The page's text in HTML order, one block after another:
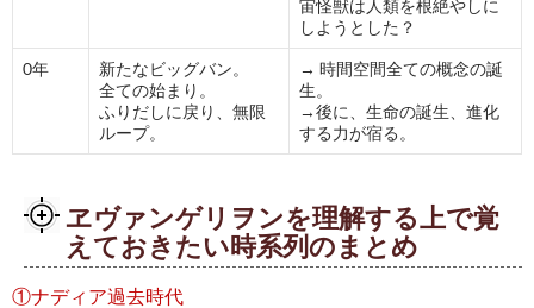
宙怪獣は人類を根絶やしに
しようとした？
0年
新たなビッグバン。
全ての始まり。
ふりだしに戻り、無限
ループ。
→ 時間空間全ての概念の誕
生。
→後に、生命の誕生、進化
する力が宿る。
ヱヴァンゲリヲンを理解する上で覚
えておきたい時系列のまとめ
①ナディア過去時代